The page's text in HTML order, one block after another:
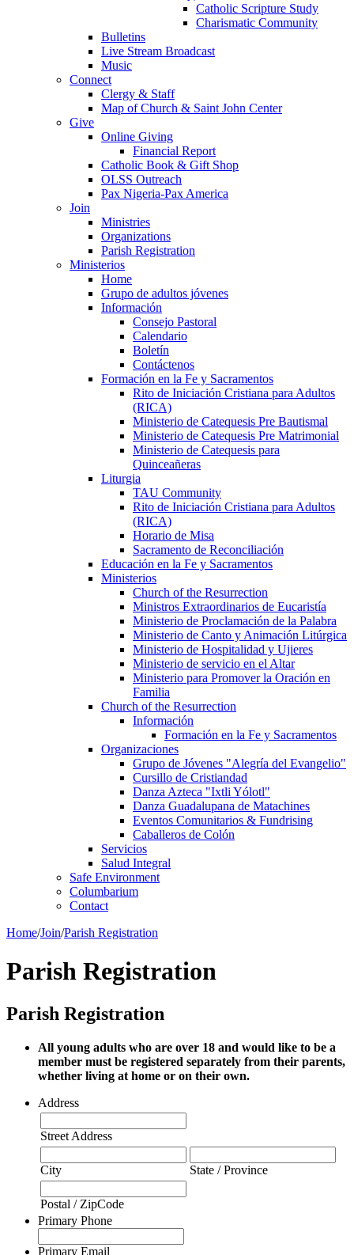
Catholic Scripture Study
Charismatic Community
Bulletins
Live Stream Broadcast
Music
Connect
Clergy & Staff
Map of Church & Saint John Center
Give
Online Giving
Financial Report
Catholic Book & Gift Shop
OLSS Outreach
Pax Nigeria-Pax America
Join
Ministries
Organizations
Parish Registration
Ministerios
Home
Grupo de adultos jóvenes
Información
Consejo Pastoral
Calendario
Boletín
Contáctenos
Formación en la Fe y Sacramentos
Rito de Iniciación Cristiana para Adultos
(RICA)
Ministerio de Catequesis Pre Bautismal
Ministerio de Catequesis Pre Matrimonial
Ministerio de Catequesis para
Quinceañeras
Liturgia
TAU Community
Rito de Iniciación Cristiana para Adultos
(RICA)
Horario de Misa
Sacramento de Reconciliación
Educación en la Fe y Sacramentos
Ministerios
Church of the Resurrection
Ministros Extraordinarios de Eucaristía
Ministerio de Proclamación de la Palabra
Ministerio de Canto y Animación Litúrgica
Ministerio de Hospitalidad y Ujieres
Ministerio de servicio en el Altar
Ministerio para Promover la Oración en
Familia
Church of the Resurrection
Información
Formación en la Fe y Sacramentos
Organizaciones
Grupo de Jóvenes "Alegría del Evangelio"
Cursillo de Cristiandad
Danza Azteca "Ixtli Yólotl"
Danza Guadalupana de Matachines
Eventos Comunitarios & Fundrising
Caballeros de Colón
Servicios
Salud Integral
Safe Environment
Columbarium
Contact
Home/Join/Parish Registration
Parish Registration
Parish Registration
All young adults who are over 18 and would like to be a
member must be registered separately from their parents,
whether living at home or on their own.
Address
Street Address
City State / Province
Postal / ZipCode
Primary Phone
Primary Email